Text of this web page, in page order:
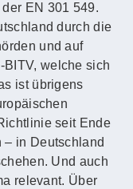
EN 301 549.
durch die
und auf
welche sich
ist übrigens
seit Ende
– in Deutschland
Und auch
relevant. Über